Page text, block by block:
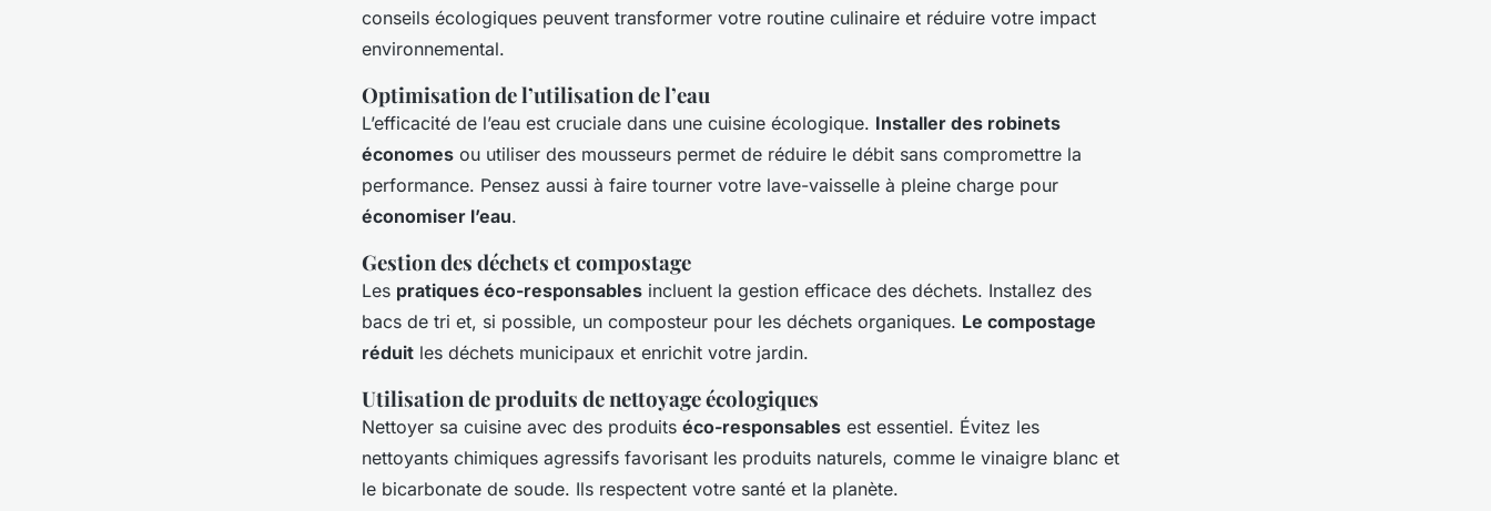
conseils écologiques peuvent transformer votre routine culinaire et réduire votre impact
environnemental.
Optimisation de l’utilisation de l’eau
L’efficacité de l’eau est cruciale dans une cuisine écologique. Installer des robinets
économes ou utiliser des mousseurs permet de réduire le débit sans compromettre la
performance. Pensez aussi à faire tourner votre lave-vaisselle à pleine charge pour
économiser l’eau.
Gestion des déchets et compostage
Les pratiques éco-responsables incluent la gestion efficace des déchets. Installez des
bacs de tri et, si possible, un composteur pour les déchets organiques. Le compostage
réduit les déchets municipaux et enrichit votre jardin.
Utilisation de produits de nettoyage écologiques
Nettoyer sa cuisine avec des produits éco-responsables est essentiel. Évitez les
nettoyants chimiques agressifs favorisant les produits naturels, comme le vinaigre blanc et
le bicarbonate de soude. Ils respectent votre santé et la planète.